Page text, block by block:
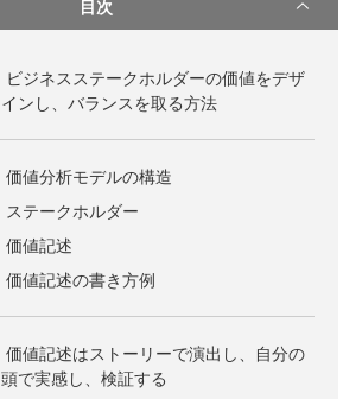
目次
ビジネスステークホルダーの価値をデザ
インし、バランスを取る方法
価値分析モデルの構造
ステークホルダー
価値記述
価値記述の書き方例
価値記述はストーリーで演出し、自分の
頭で実感し、検証する